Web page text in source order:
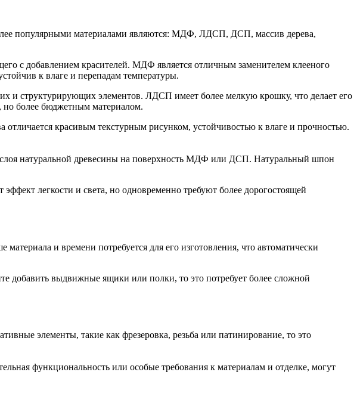
популярными материалами являются: МДФ, ЛДСП, ДСП, массив дерева,
с добавлением красителей. МДФ является отличным заменителем клееного
к влаге и перепадам температуры.
структурирующих элементов. ЛДСП имеет более мелкую крошку, что делает его
более бюджетным материалом.
красивым текстурным рисунком, устойчивостью к влаге и прочностью.
слоя натуральной древесины на поверхность МДФ или ДСП. Натуральный шпон
легкости и света, но одновременно требуют более дорогостоящей
и времени потребуется для его изготовления, что автоматически
добавить выдвижные ящики или полки, то это потребует более сложной
элементы, такие как фрезеровка, резьба или патинирование, то это
функциональность или особые требования к материалам и отделке, могут